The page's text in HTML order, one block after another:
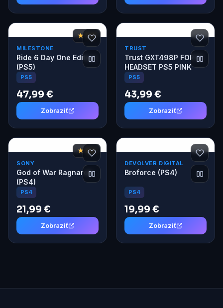
★ 7,8
MILESTONE
Ride 6 Day One Edition
(PS5)
PS5
47,99 €
Zobraziť
TRUST
Trust GXT498P FORTA
HEADSET PS5 PINK
PS5
43,99 €
Zobraziť
★ 9,2
SONY
God of War Ragnarok
(PS4)
PS4
21,99 €
Zobraziť
DEVOLVER DIGITAL
Broforce (PS4)
PS4
19,99 €
Zobraziť